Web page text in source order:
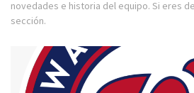
novedades e historia del equipo. Si eres
sección.